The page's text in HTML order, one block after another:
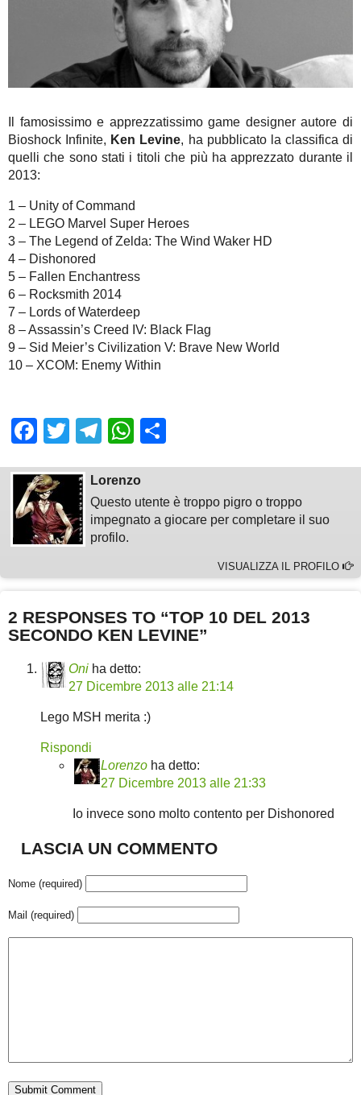
Il famosissimo e apprezzatissimo game designer autore di
Bioshock Infinite, Ken Levine, ha pubblicato la classifica di
quelli che sono stati i titoli che più ha apprezzato durante il
2013:
1 – Unity of Command
2 – LEGO Marvel Super Heroes
3 – The Legend of Zelda: The Wind Waker HD
4 – Dishonored
5 – Fallen Enchantress
6 – Rocksmith 2014
7 – Lords of Waterdeep
8 – Assassin’s Creed IV: Black Flag
9 – Sid Meier’s Civilization V: Brave New World
10 – XCOM: Enemy Within
Facebook
TwitterTelegram
WhatsApp
Lorenzo
Questo utente è troppo pigro o troppo
impegnato a giocare per completare il suo
profilo.
VISUALIZZA IL PROFILO
2 RESPONSES TO “TOP 10 DEL 2013
SECONDO KEN LEVINE”
Oni ha detto:
27 Dicembre 2013 alle 21:14
Lego MSH merita :)
Rispondi
Lorenzo ha detto:
27 Dicembre 2013 alle 21:33
Io invece sono molto contento per Dishonored
LASCIA UN COMMENTO
Nome (required)
Mail (required)